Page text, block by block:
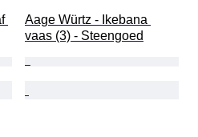
Aage Würtz - Ikebana
vaas (3) - Steengoed